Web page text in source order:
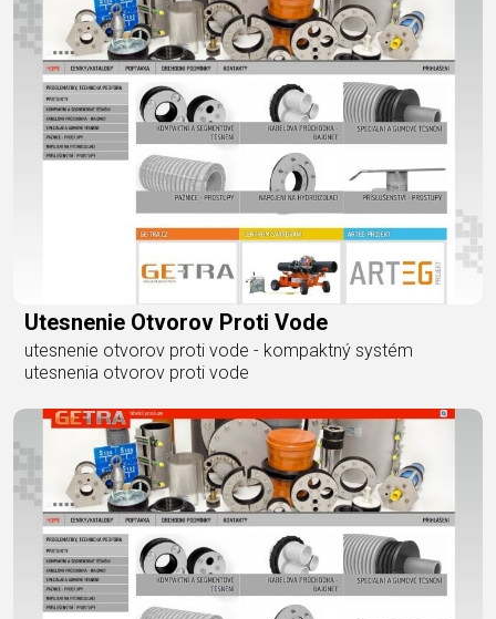
Utesnenie Otvorov Proti Vode
utesnenie otvorov proti vode - kompaktný systém
utesnenia otvorov proti vode